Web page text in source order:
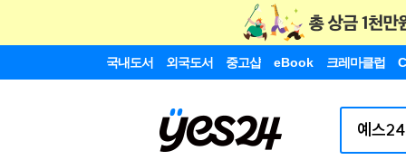
국내도서 외국도서 중고샵 eBook 크레마클럽